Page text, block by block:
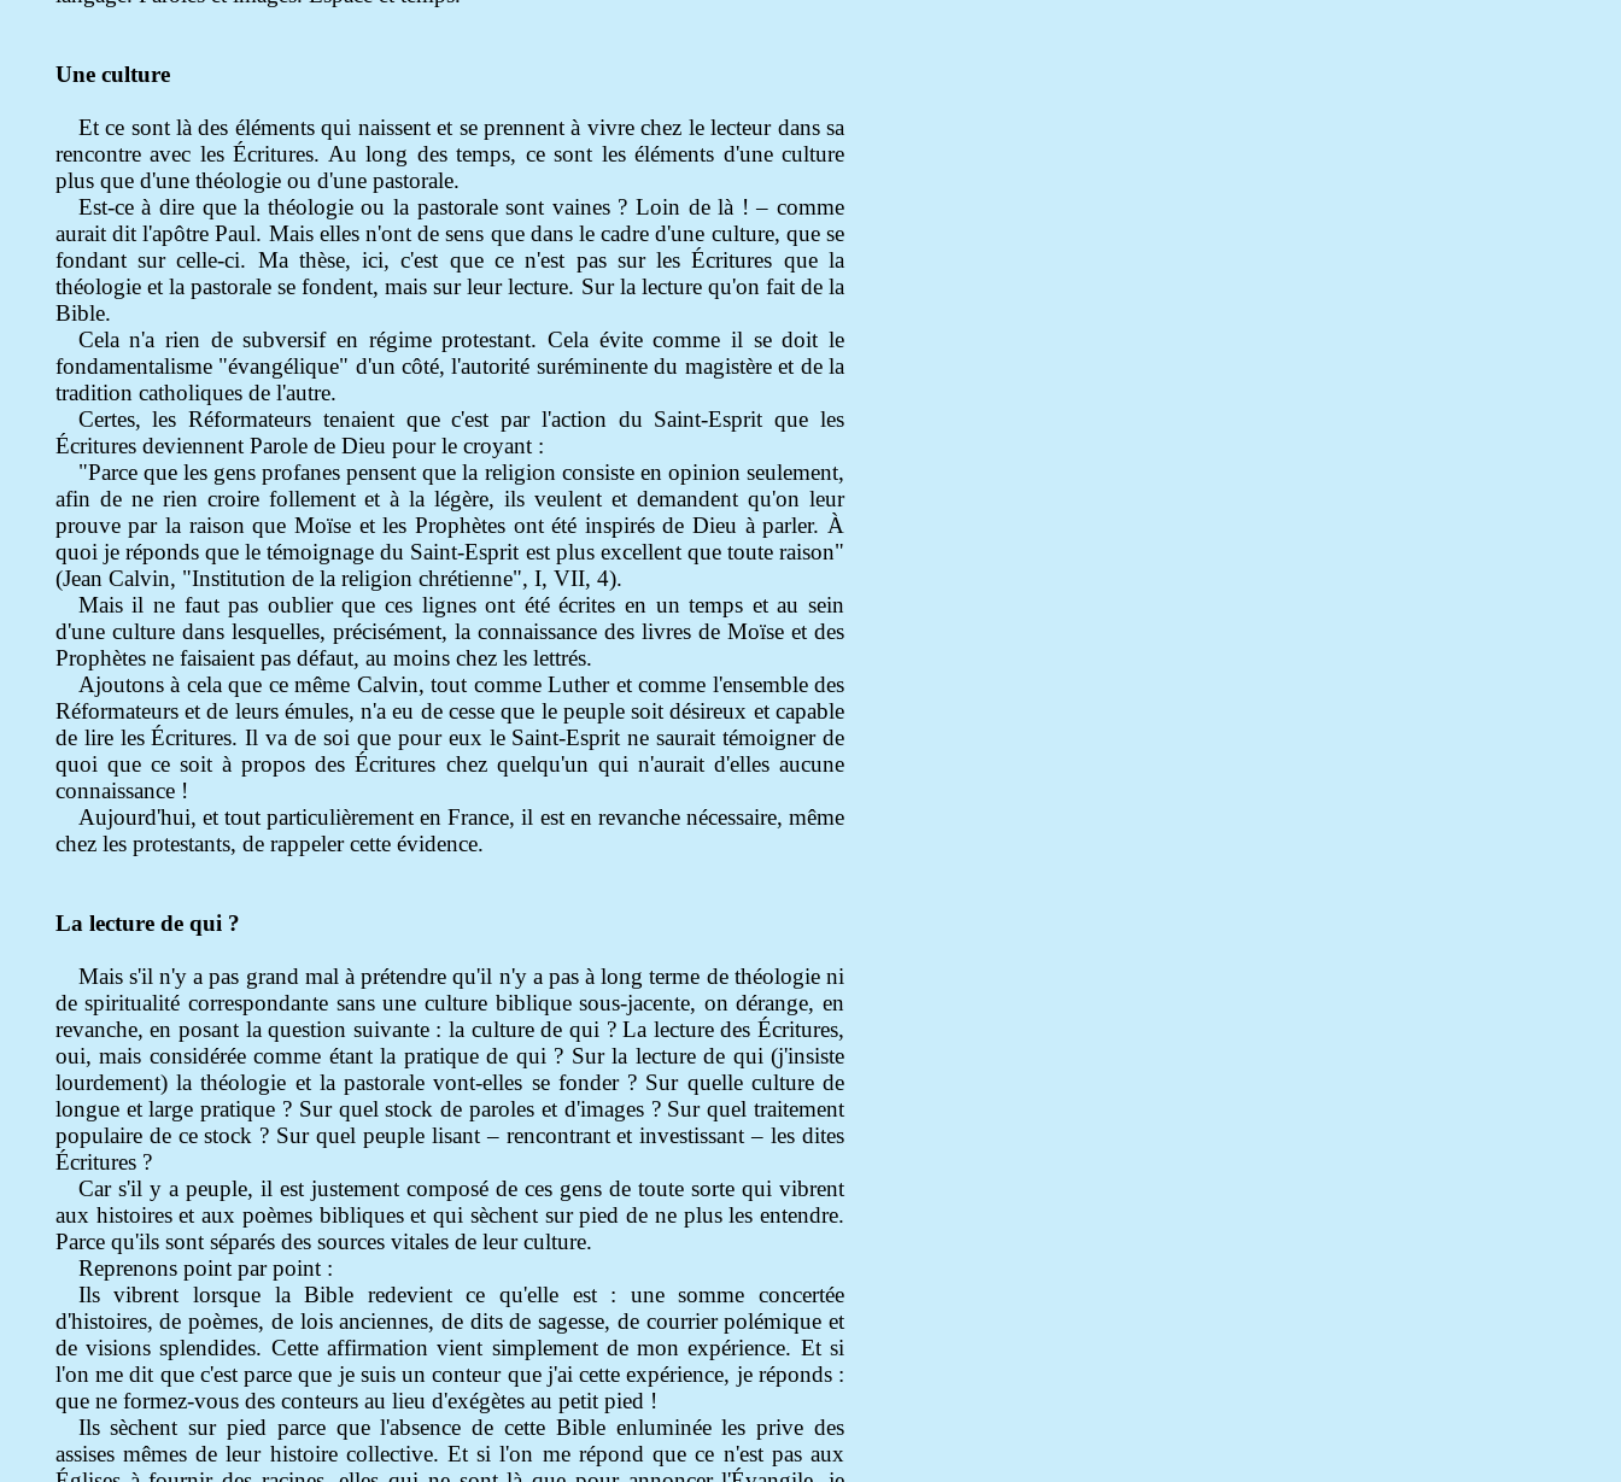
Une culture
Et ce sont là des éléments qui naissent et se prennent à vivre chez le lecteur dans sa
rencontre avec les Écritures. Au long des temps, ce sont les éléments d'une culture
plus que d'une théologie ou d'une pastorale.
Est-ce à dire que la théologie ou la pastorale sont vaines ? Loin de là ! – comme
aurait dit l'apôtre Paul. Mais elles n'ont de sens que dans le cadre d'une culture, que se
fondant sur celle-ci. Ma thèse, ici, c'est que ce n'est pas sur les Écritures que la
théologie et la pastorale se fondent, mais sur leur lecture. Sur la lecture qu'on fait de la
Bible.
Cela n'a rien de subversif en régime protestant. Cela évite comme il se doit le
fondamentalisme "évangélique" d'un côté, l'autorité suréminente du magistère et de la
tradition catholiques de l'autre.
Certes, les Réformateurs tenaient que c'est par l'action du Saint-Esprit que les
Écritures deviennent Parole de Dieu pour le croyant :
"Parce que les gens profanes pensent que la religion consiste en opinion seulement,
afin de ne rien croire follement et à la légère, ils veulent et demandent qu'on leur
prouve par la raison que Moïse et les Prophètes ont été inspirés de Dieu à parler. À
quoi je réponds que le témoignage du Saint-Esprit est plus excellent que toute raison"
(Jean Calvin, "Institution de la religion chrétienne", I, VII, 4).
Mais il ne faut pas oublier que ces lignes ont été écrites en un temps et au sein
d'une culture dans lesquelles, précisément, la connaissance des livres de Moïse et des
Prophètes ne faisaient pas défaut, au moins chez les lettrés.
Ajoutons à cela que ce même Calvin, tout comme Luther et comme l'ensemble des
Réformateurs et de leurs émules, n'a eu de cesse que le peuple soit désireux et capable
de lire les Écritures. Il va de soi que pour eux le Saint-Esprit ne saurait témoigner de
quoi que ce soit à propos des Écritures chez quelqu'un qui n'aurait d'elles aucune
connaissance !
Aujourd'hui, et tout particulièrement en France, il est en revanche nécessaire, même
chez les protestants, de rappeler cette évidence.
La lecture de qui ?
Mais s'il n'y a pas grand mal à prétendre qu'il n'y a pas à long terme de théologie ni
de spiritualité correspondante sans une culture biblique sous-jacente, on dérange, en
revanche, en posant la question suivante : la culture de qui ? La lecture des Écritures,
oui, mais considérée comme étant la pratique de qui ? Sur la lecture de qui (j'insiste
lourdement) la théologie et la pastorale vont-elles se fonder ? Sur quelle culture de
longue et large pratique ? Sur quel stock de paroles et d'images ? Sur quel traitement
populaire de ce stock ? Sur quel peuple lisant – rencontrant et investissant –les dites
Écritures ?
Car s'il y a peuple, il est justement composé de ces gens de toute sorte qui vibrent
aux histoires et aux poèmes bibliques et qui sèchent sur pied de ne plus les entendre.
Parce qu'ils sont séparés des sources vitales de leur culture.
Reprenons point par point :
Ils vibrent lorsque la Bible redevient ce qu'elle est : une somme concertée
d'histoires, de poèmes, de lois anciennes, de dits de sagesse, de courrier polémique et
de visions splendides. Cette affirmation vient simplement de mon expérience. Et si
l'on me dit que c'est parce que je suis un conteur que j'ai cette expérience, je réponds :
que ne formez-vous des conteurs au lieu d'exégètes au petit pied !
Ils sèchent sur pied parce que l'absence de cette Bible enluminée les prive des
assises mêmes de leur histoire collective. Et si l'on me répond que ce n'est pas aux